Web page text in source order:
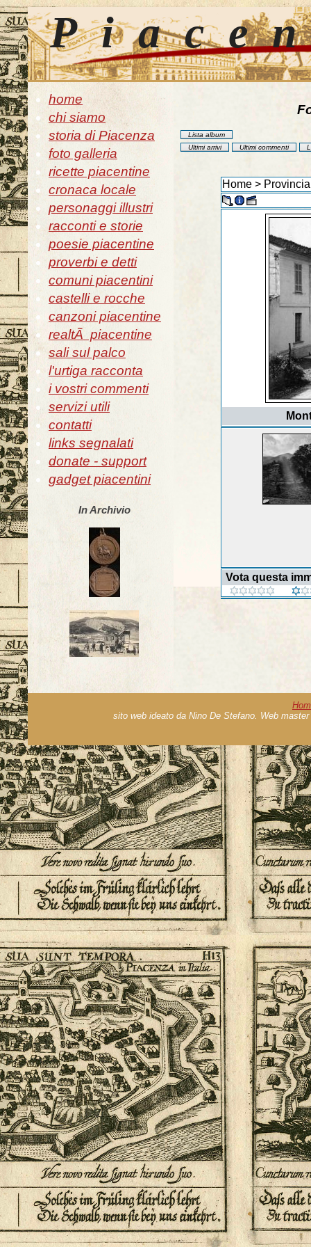
home
chi siamo
storia di Piacenza
foto galleria
ricette piacentine
cronaca locale
personaggi illustri
racconti e storie
poesie piacentine
proverbi e detti
comuni piacentini
castelli e rocche
canzoni piacentine
realtÃ piacentine
sali sul palco
l'urtiga racconta
i vostri commenti
servizi utili
contatti
links segnalati
donate - support
gadget piacentini
In Archivio
Lista album
Ultimi arrivi
Ultimi commenti
Home>
Vota questa
sito web ideato da Nino De Stefano. Web